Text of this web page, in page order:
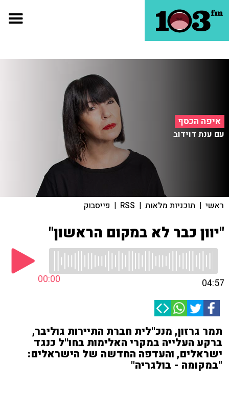
איפה הכסף
עם ענת דוידוב
ראשי | תוכניות מלאות |
RSS
| פייסבוק
"יוון כבר לא במקום הראשון"
00:00 04:57
תמר גרזון, מנכ''לית חברת התיירות גוליבר,
ברקע העלייה במקרי האלימות בחו''ל כנגד
ישראלים, והעדפה החדשה של הישראלים:
"במקומה - בולגריה"